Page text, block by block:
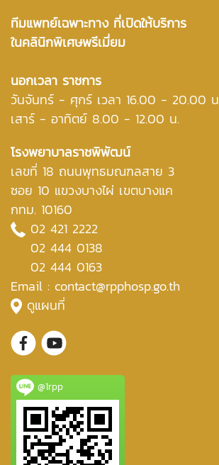
ทีมแพทย์เฉพาะทาง ที่เปิดให้บริการ
ในคลินิกพิเศษพรีเมี่ยม
นอกเวลา ราชการ
วันจันทร์ - ศุกร์ เวลา 16.00 - 20.00 น
เสาร์ - อาทิตย์ 8.00 - 12.00 น.
โรงพยาบาลราชพิพัฒน์
เลขที่ 18 ถนนพุทธมณฑลสาย 3
ซอย 10 แขวงบางไผ่ เขตบางแค
กทม. 10160
02 421 2222
02 444 0138
02 444 0163
Email : contact@rpphosp.go.th
ดูแผนที่
@1rpp